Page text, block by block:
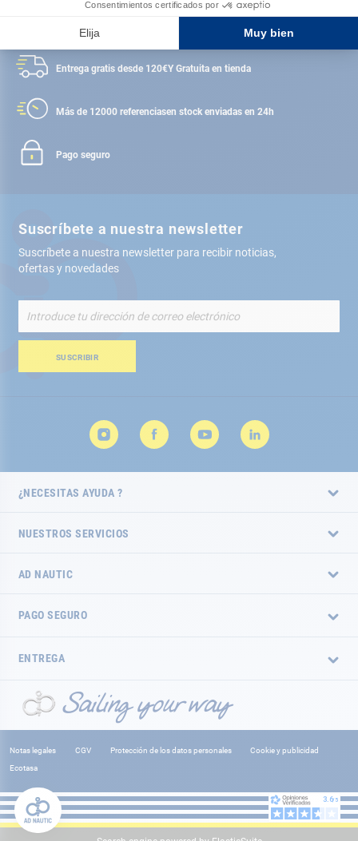
Entrega gratis desde 120€Y Gratuita en tienda
Más de 12000 referenciasen stock enviadas en 24h
Pago seguro
Suscríbete a nuestra newsletter
Suscríbete a nuestra newsletter para recibir noticias,
ofertas y novedades
nuestro
de
SUSCRIBIR
¿NECESITAS AYUDA ?
NUESTROS SERVICIOS
AD NAUTIC
PAGO SEGURO
ENTREGA
Notas legales CGV Protección de los datos personales
Cookie y publicidad
Ecotasa